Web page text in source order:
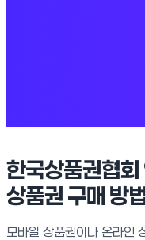
한국상품권협
상품권 구매 방
모바일 상품권이나 온라인